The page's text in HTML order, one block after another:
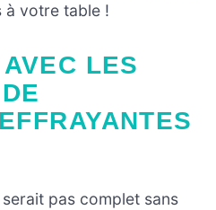
à votre table !
serait pas complet sans